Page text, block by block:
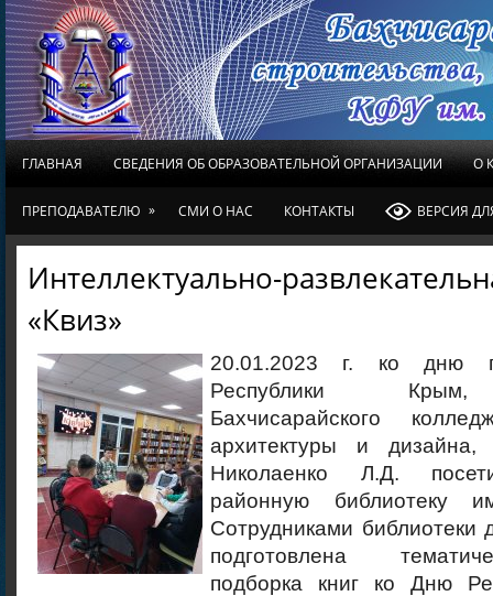
ГЛАВНАЯ СВЕДЕНИЯ ОБ ОБРАЗОВАТЕЛЬНОЙ ОРГАНИЗАЦИИ О
ПРЕПОДАВАТЕЛЮ » СМИ О НАС КОНТАКТЫ ВЕРСИЯ
Интеллектуально-
«Квиз»
20.01.2023 г. ко дню
Республики Крым,
Бахчисарайского
архитектуры и дизайна,
Николаенко Л.Д.
районную библиотеку
Сотрудниками библиотеки
подготовлена
подборка книг ко Дню